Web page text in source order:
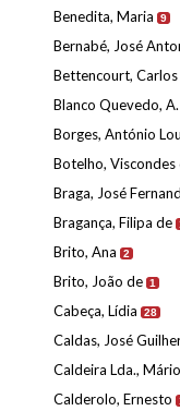
Benedita, Maria 9
Bernabé, José
Bettencourt, Carlos
Blanco Quevedo, A.
Borges, António
Botelho, Viscondes
Braga, José
Bragança, Filipa de
Brito, Ana 2
Brito, João de 1
Cabeça, Lídia 28
Caldas, José
Caldeira Lda., Mário
Calderolo, Ernesto